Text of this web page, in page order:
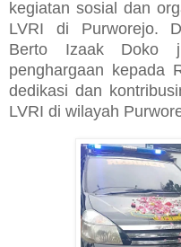
kegiatan sosial dan
LVRI di Purworejo.
Berto Izaak Doko
penghargaan kepada
dedikasi dan
LVRI di wilayah